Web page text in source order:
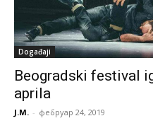
Događaji
Beogradski festival
aprila
J.M. - фебруар 24, 2019